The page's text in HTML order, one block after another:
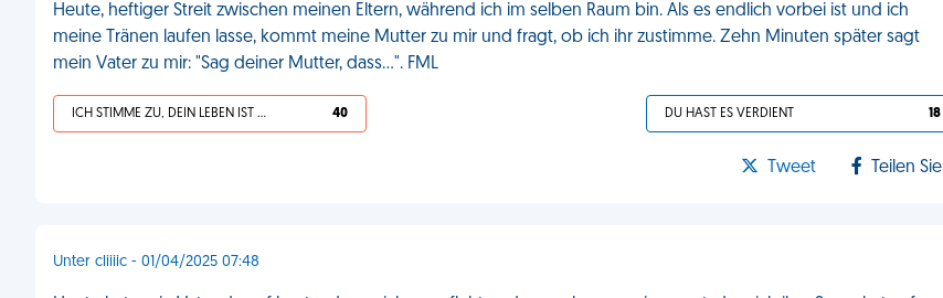
Heute, heftiger Streit zwischen meinen Eltern, während ich im selben Raum bin. Als es endlich vorbei ist und ich
meine Tränen laufen lasse, kommt meine Mutter zu mir und fragt, ob ich ihr zustimme. Zehn Minuten später sagt
mein Vater zu mir: "Sag deiner Mutter, dass...". FML
ICH STIMME ZU, DEIN LEBEN IST SCHEISSE 40 DU HAST ES VERDIENT 18
Tweet Teilen Sie
Unter cliiiic - 01/04/2025 07:48